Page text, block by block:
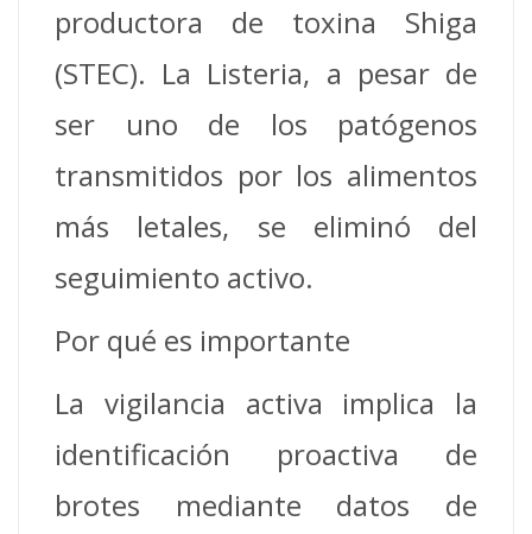
productora de toxina Shiga
(STEC). La Listeria, a pesar de
ser uno de los patógenos
transmitidos por los alimentos
más letales, se eliminó del
seguimiento activo.
Por qué es importante
La vigilancia activa implica la
identificación proactiva de
brotes mediante datos de